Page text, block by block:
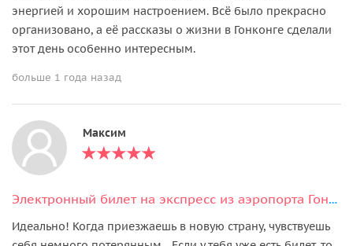
энергией и хорошим настроением. Всё было прекрасно
организовано, а её рассказы о жизни в Гонконге сделали
этот день особенно интересным.
больше 1 года назад
Максим
Электронный билет на экспресс из аэропорта Гонконга — быстро и комфортно
Идеально! Когда приезжаешь в новую страну, чувствуешь